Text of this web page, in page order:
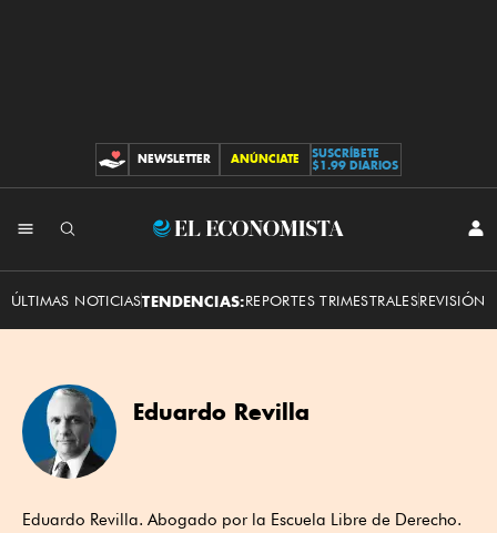
CONTRIBUCIONES
NEWSLETTER ANÚNCIATE
SUSCRÍBETE
$1.99 DIARIOS
El
Economista
ÚLTIMAS NOTICIASTENDENCIAS:REPORTES TRIMESTRALESREVISIÓN
Eduardo Revilla
Eduardo Revilla. Abogado por la Escuela Libre de Derecho.